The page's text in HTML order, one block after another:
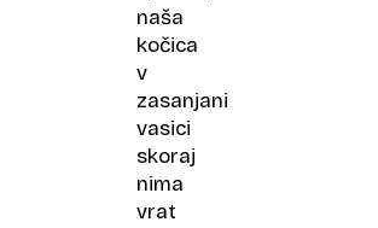
naša
kočica
v
zasanjani
vasici
skoraj
nima
vrat